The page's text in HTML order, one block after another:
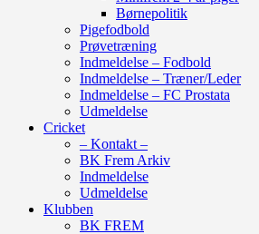
Børnepolitik
Pigefodbold
Prøvetræning
Indmeldelse – Fodbold
Indmeldelse – Træner/Leder
Indmeldelse – FC Prostata
Udmeldelse
Cricket
– Kontakt –
BK Frem Arkiv
Indmeldelse
Udmeldelse
Klubben
BK FREM